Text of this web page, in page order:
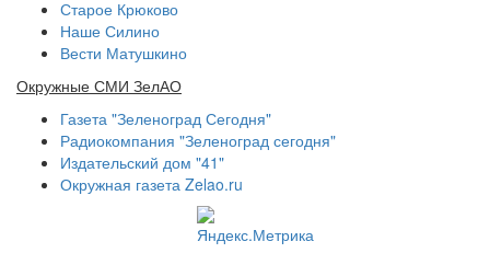
Старое Крюково
Наше Силино
Вести Матушкино
Окружные СМИ ЗелАО
Газета "Зеленоград Сегодня"
Радиокомпания "Зеленоград сегодня"
Издательский дом "41"
Окружная газета Zelao.ru